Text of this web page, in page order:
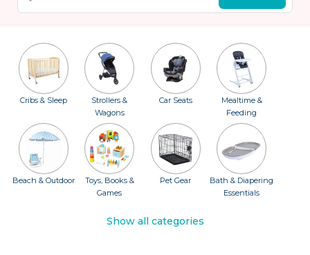
Cribs & Sleep
Strollers &
Wagons
Car Seats
Mealtime &
Feeding
Beach & Outdoor
Toys, Books &
Games
Pet Gear
Bath & Diapering
Essentials
Show all categories